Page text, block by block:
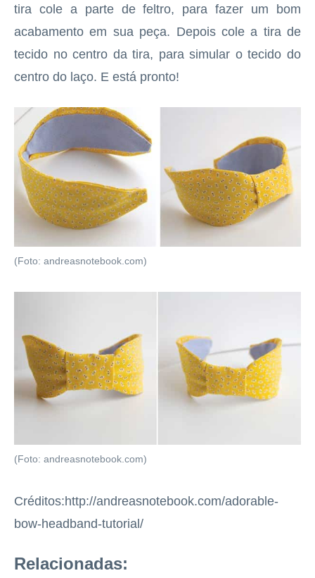
tira cole a parte de feltro, para fazer um bom
acabamento em sua peça. Depois cole a tira de
tecido no centro da tira, para simular o tecido do
centro do laço. E está pronto!
(Foto: andreasnotebook.com)
(Foto: andreasnotebook.com)
Créditos:http://andreasnotebook.com/adorable-
bow-headband-tutorial/
Relacionadas: